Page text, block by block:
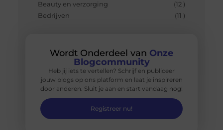
Beauty en verzorging
(12 )
Bedrijven
(11 )
Wordt Onderdeel van Onze
Blogcommunity
Heb jij iets te vertellen? Schrijf en publiceer
jouw blogs op ons platform en laat je inspireren
door anderen. Sluit je aan en start vandaag nog!
Registreer nu!